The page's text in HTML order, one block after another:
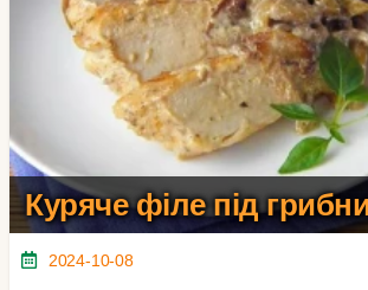
Куряче філе під
2024-10-08